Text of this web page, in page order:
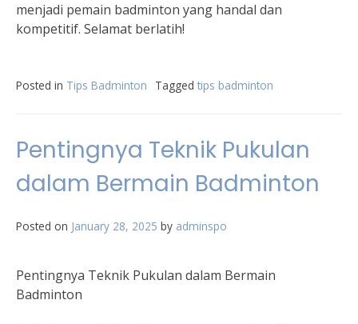
menjadi pemain badminton yang handal dan
kompetitif. Selamat berlatih!
Posted in Tips Badminton Tagged tips badminton
Pentingnya Teknik Pukulan
dalam Bermain Badminton
Posted on January 28, 2025 by adminspo
Pentingnya Teknik Pukulan dalam Bermain
Badminton